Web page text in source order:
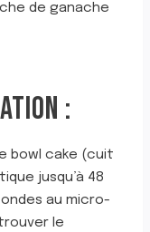
de ganache
:
bowl cake (cuit
jusqu’à 48
au micro-
le